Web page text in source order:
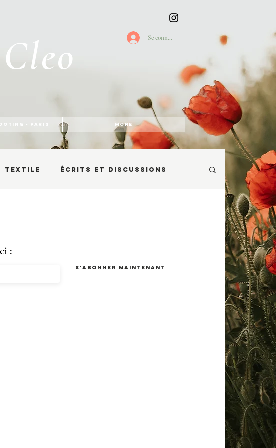
Se connecter
- PARIS More
textile Écrits et discussions
:
S'abonner maintenant